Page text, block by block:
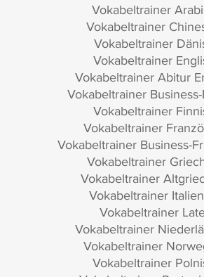
Vokabeltrainer
Vokabeltrainer
Vokabeltrainer
Vokabeltrainer
Vokabeltrainer Abitur
Vokabeltrainer
Vokabeltrainer
Vokabeltrainer
Vokabeltrainer Business-
Vokabeltrainer
Vokabeltrainer
Vokabeltrainer
Vokabeltrainer
Vokabeltrainer
Vokabeltrainer
Vokabeltrainer